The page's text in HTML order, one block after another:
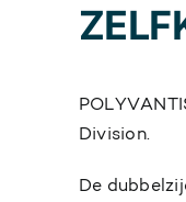
Division.
De